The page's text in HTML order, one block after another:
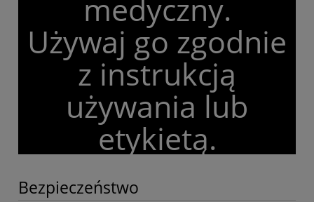
medyczny.
Używaj go zgodnie
z instrukcją
używania lub
etykietą.
Bezpieczeństwo